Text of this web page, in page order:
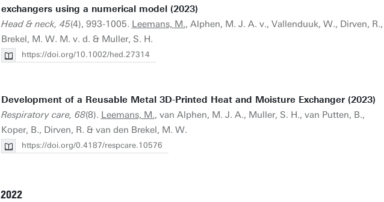
exchangers using a numerical model (2023)
Head & neck, 45(4), 993-1005. Leemans, M., Alphen, M. J. A. v., Vallenduuk, W., Dirven, R.,
Brekel, M. W. M. v. d. & Muller, S. H.
https://doi.org/10.1002/hed.27314
Development of a Reusable Metal 3D-Printed Heat and Moisture Exchanger (2023)
Respiratory care, 68(8). Leemans, M., van Alphen, M. J. A., Muller, S. H., van Putten, B.,
Koper, B., Dirven, R. & van den Brekel, M. W.
https://doi.org/0.4187/respcare.10576
2022